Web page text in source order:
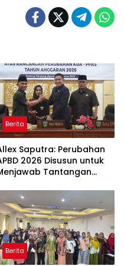
Berita
Saputra: Perubahan
2026 Disusun untuk
Tantangan
Berita